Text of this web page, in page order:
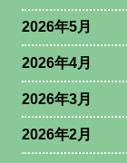
2026年5月
2026年4月
2026年3月
2026年2月